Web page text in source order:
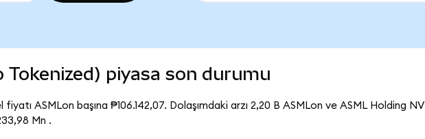
Tokenized) piyasa son durumu
ASMLon başına ₱106.142,07. Dolaşımdaki arzı 2,20 B ASMLon ve ASML Holding NV
Mn .